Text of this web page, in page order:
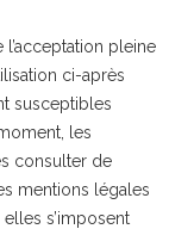
l’acceptation pleine
ci-après
susceptibles
les
consulter de
mentions légales
s’imposent